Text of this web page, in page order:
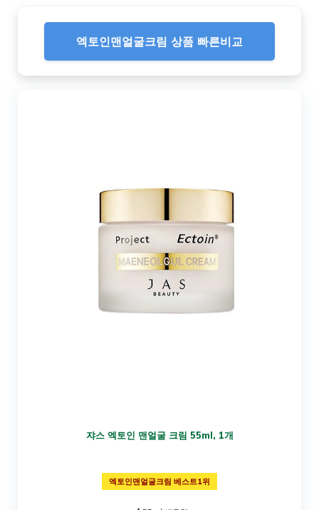
엑토인맨얼굴크림 상품 빠른비교
쟈스 엑토인 맨얼굴 크림 55ml, 1개
엑토인맨얼굴크림 베스트1위